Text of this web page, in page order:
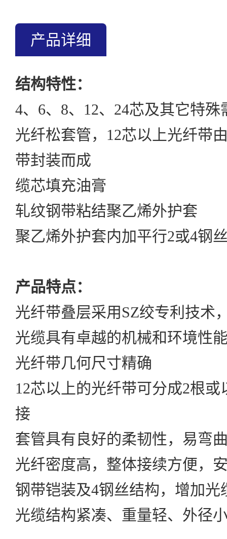
产品详细
结构特性：
4、6、8、12、24芯及其它特
光纤松套管，12芯以上光纤带
带封装而成
缆芯填充油膏
轧纹钢带粘结聚乙烯外护套
聚乙烯外护套内加平行2或4钢
产品特点：
光纤带叠层采用SZ绞专利技术
光缆具有卓越的机械和环境性
光纤带几何尺寸精确
12芯以上的光纤带可分成2根
接
套管具有良好的柔韧性，易弯
光纤密度高，整体接续方便，
钢带铠装及4钢丝结构，增加光
光缆结构紧凑、重量轻、外径